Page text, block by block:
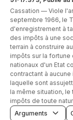
Cassation — Viole
septembre 1966, le
d'enregistrement à
des impôts à une
terrain à construire
impôts sur la
nationaux d'un Etat
contractant à
laquelle sont
la même situation,
impôts de toute
Arguments